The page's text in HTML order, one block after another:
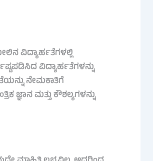
ವಿದ್ಯಾರ್ಹತೆಗಳಲ್ಲಿ
ವಿದ್ಯಾರ್ಹತೆಗಳನ್ನು
ನೇಮಕಾತಿಗೆ
ಜ್ಞಾನ ಮತ್ತು ಕೌಶಲ್ಯಗಳನ್ನು